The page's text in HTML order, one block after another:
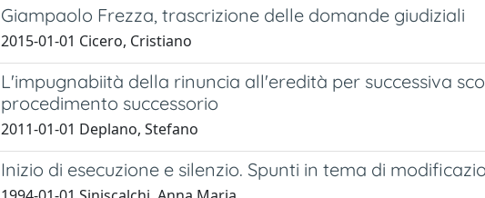
Giampaolo Frezza, trascrizione delle domande giudiziali
2015-01-01 Cicero, Cristiano
L'impugnabiità della rinuncia all'eredità per successiva
procedimento successorio
2011-01-01 Deplano, Stefano
Inizio di esecuzione e silenzio. Spunti in tema di